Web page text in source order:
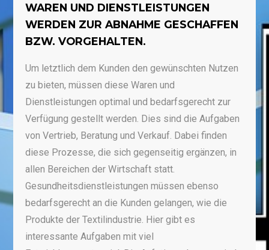
WAREN UND DIENSTLEISTUNGEN
WERDEN ZUR ABNAHME GESCHAFFEN
BZW. VORGEHALTEN.
Um letztlich dem Kunden den gewünschten Nutzen
zu bieten, müssen diese Waren und
Dienstleistungen optimal und bedarfsgerecht zur
Verfügung gestellt werden. Dies sind die Aufgaben
von Vertrieb, Beratung und Verkauf. Dabei finden
diese Prozesse, die sich gegenseitig ergänzen, in
allen Bereichen der Wirtschaft statt.
Gesundheitsdienstleistungen müssen ebenso
bedarfsgerecht an die Kunden gelangen, wie die
Produkte der Textilindustrie. Hier gibt es
interessante Aufgaben mit viel